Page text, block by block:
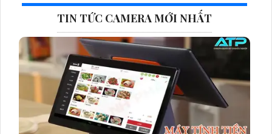
TIN TỨC CAMERA MỚI NHẤT